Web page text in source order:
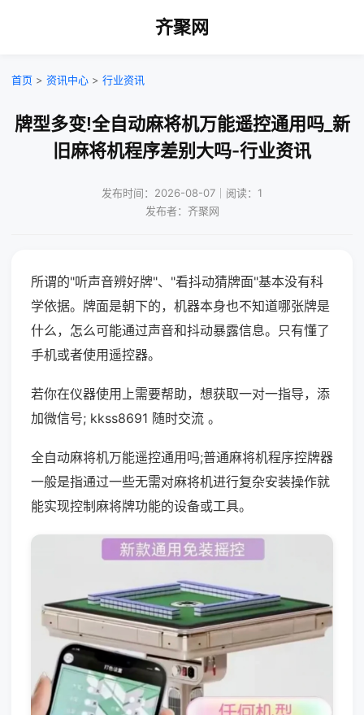
齐聚网
首页 > 资讯中心 > 行业资讯
牌型多变!全自动麻将机万能遥控通用吗_新
旧麻将机程序差别大吗-行业资讯
发布时间：2026-08-07｜阅读：1
发布者：齐聚网
所谓的"听声音辨好牌"、"看抖动猜牌面"基本没有科
学依据。牌面是朝下的，机器本身也不知道哪张牌是
什么，怎么可能通过声音和抖动暴露信息。只有懂了
手机或者使用遥控器。
若你在仪器使用上需要帮助，想获取一对一指导，添
加微信号; kkss8691 随时交流 。
全自动麻将机万能遥控通用吗;普通麻将机程序控牌器
一般是指通过一些无需对麻将机进行复杂安装操作就
能实现控制麻将牌功能的设备或工具。